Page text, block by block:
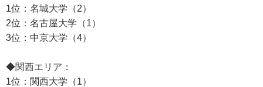
1位：名城大学（2）
2位：名古屋大学（1）
3位：中京大学（4）
◆関西エリア：
1位：関西大学（1）